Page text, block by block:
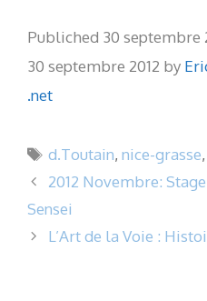
Publiched 30 septembre
30 septembre 2012 by
.net
Étiquettes
d.Toutain,nice-grasse
2012 Novembre:
Sensei
L’Art de la Voie :